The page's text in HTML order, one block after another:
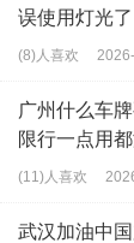
误使用灯光了
(8)人喜欢
广州什么车
限行一点用
(11)人喜欢
武汉加油中